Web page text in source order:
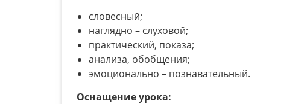
словесный;
наглядно – слуховой;
практический, показа;
анализа, обобщения;
эмоционально – познавательный.
Оснащение урока: